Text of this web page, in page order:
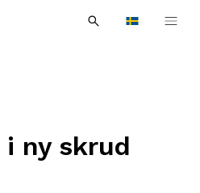
Languages
Sök
ny skrud